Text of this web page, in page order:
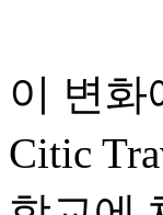
이 변화
Citic